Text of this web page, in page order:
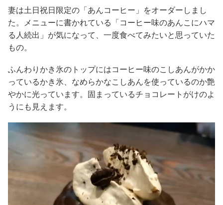
妻は土日祝日限定の「あんコーヒー」をオーダーしまし
た。メニューに書かれている「コーヒー味のあんこにハマ
る人続出」が気になって、一度食べてみたいと思っていた
もの。
ふんわりかき氷のトップにはコーヒー味のこしあんがかか
っているかき氷、なめらかなこしあんを使っているのか艶
やかに光っています。固まっているチョコレートがけのよ
うにも見えます。